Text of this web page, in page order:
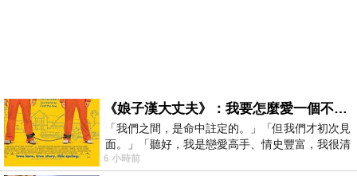
《娘子漢大丈夫》：我要怎麼愛一個不存在的人？
「我們之間，是命中註定的。」「但我們才初次見
面。」「聽好，我是戀愛高手、情史豐富，我很清
楚這種感覺，你我之間的那種感覺，現
6 小時前